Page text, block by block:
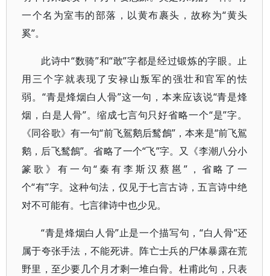
一个名为室韦的部落，以黄布裹头，故称为“黄头
奚”。
此诗中“数骑”和“敢”字都是经过锻炼的字眼。止
用三个字就表现了安禄山叛军的强壮和官军的怯
弱。“青是烽烟白人骨”这一句，本来应该说“青是烽
烟，白是人骨”。缩成七言句只好省略一个“是”字。
《同谷歌》有一句“前飞鴐鹅后鹙鶬”，本来是“前飞鴐
鹅，后飞鹙鶬”。省略了一个“飞”字。又《李潮八分小
篆歌》有一句“秦有李斯汉蔡邕”，省略了一
个“有”字。这种句法，仅见于七言古诗，五言诗中绝
对不可能有。七言律诗中也少见。
“青是烽烟白人骨”止是一个描写句，“白人骨”还
属于夸张手法，不能死讲。阵亡士兵的尸体暴露在荒
野里，至少要几个月才剩一堆白骨。杜甫此句，只表